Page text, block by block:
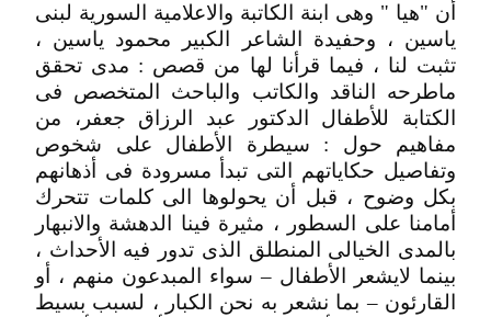
أن "هيا " وهى ابنة الكاتبة والاعلامية السورية لبنى
ياسين ، وحفيدة الشاعر الكبير محمود ياسين ،
تثبت لنا ، فيما قرأنا لها من قصص : مدى تحقق
ماطرحه الناقد والكاتب والباحث المتخصص فى
الكتابة للأطفال الدكتور عبد الرزاق جعفر، من
مفاهيم حول : سيطرة الأطفال على شخوص
وتفاصيل حكاياتهم التى تبدأ مسرودة فى أذهانهم
بكل وضوح ، قبل أن يحولوها الى كلمات تتحرك
أمامنا على السطور ، مثيرة فينا الدهشة والانبهار
بالمدى الخيالى المنطلق الذى تدور فيه الأحداث ،
بينما لايشعر الأطفال – سواء المبدعون منهم ، أو
القارئون – بما نشعر به نحن الكبار ، لسبب بسيط